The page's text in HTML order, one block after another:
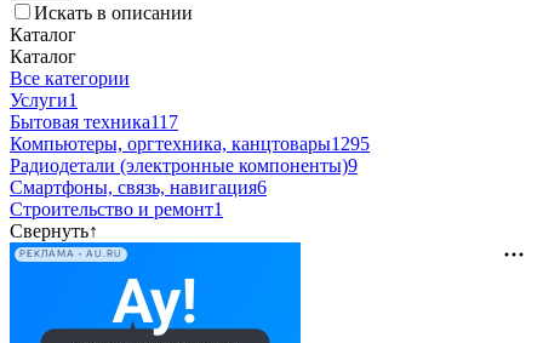
Искать в описании
Каталог
Каталог
Все категории
Услуги1
Бытовая техника117
Компьютеры, оргтехника, канцтовары1295
Радиодетали (электронные компоненты)9
Смартфоны, связь, навигация6
Строительство и ремонт1
Свернуть↑
РЕКЛАМА • AU.RU